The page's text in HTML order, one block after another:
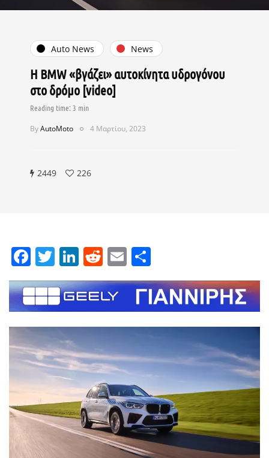
Auto News News
Η BMW «βγάζει» αυτοκίνητα υδρογόνου
στο δρόμο [video]
ByAutoMoto 4 Μαρτίου, 2023
2449 226
Facebook
Twitter
LinkedIn
Reddit
Email